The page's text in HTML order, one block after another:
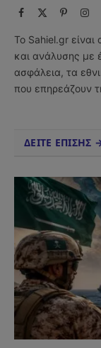
Facebook Pinterest
Το Sahiel.gr
και ανάλυσης με
ασφάλεια, τα
που επηρεάζουν
ΔΕΙΤΕ ΕΠΙΣΗΣ